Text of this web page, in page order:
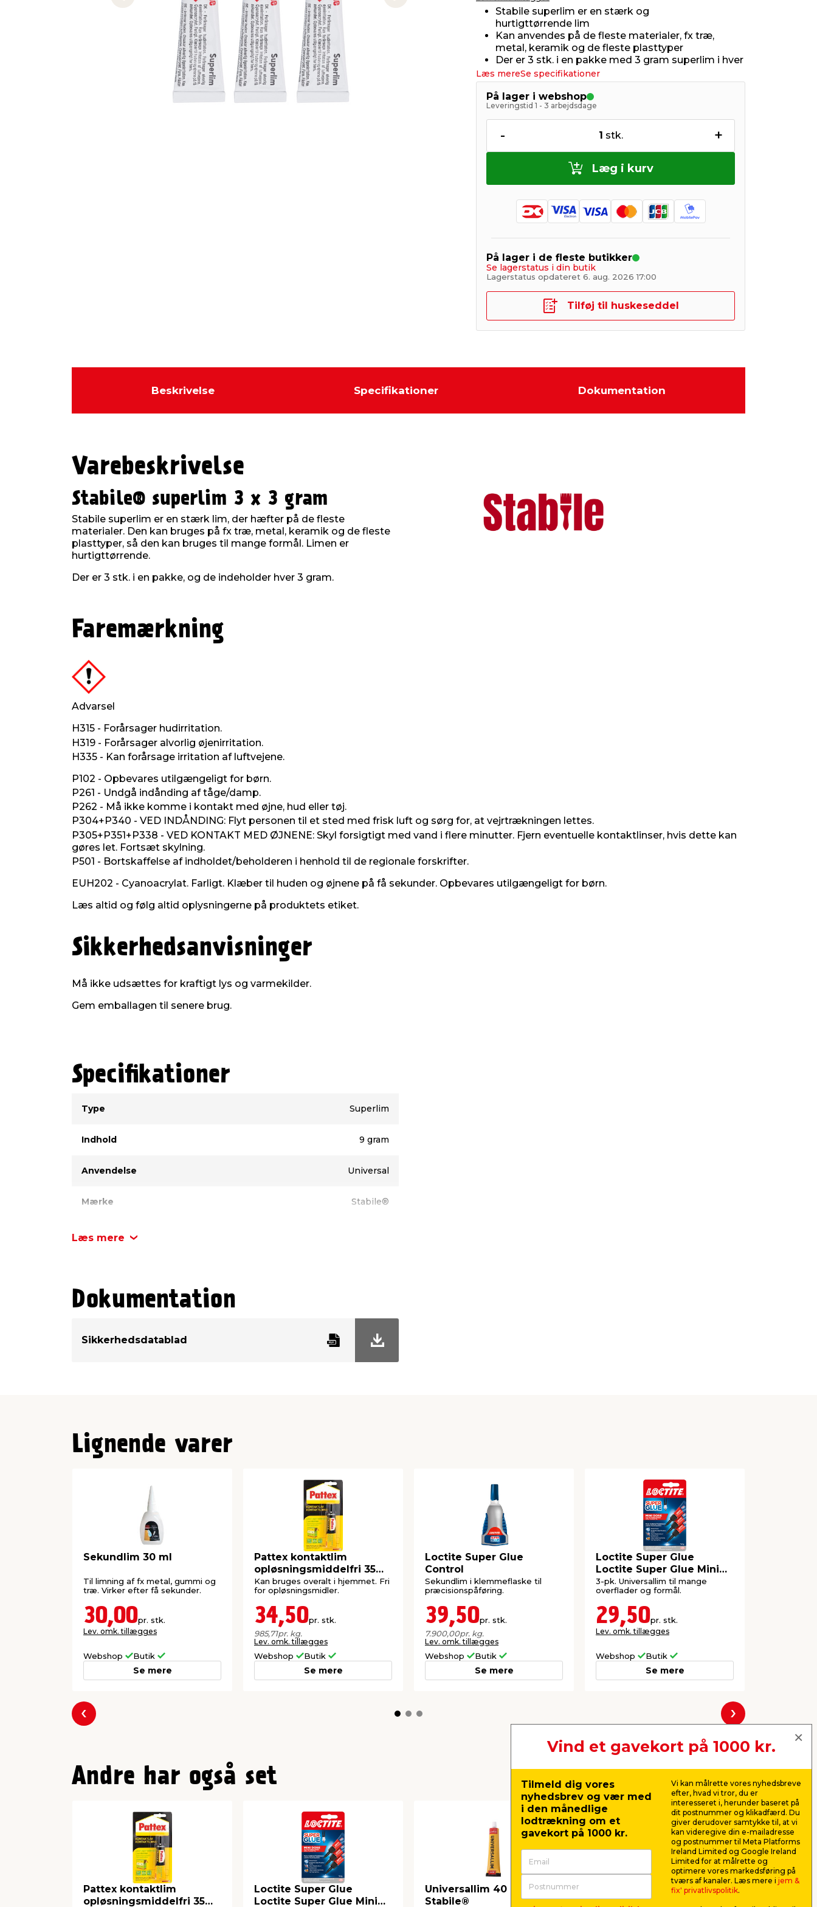
Previous slide Next slide
Stabile superlim er en stærk og
hurtigttørrende lim
Kan anvendes på de fleste materialer, fx træ,
metal, keramik og de fleste plasttyper
Der er 3 stk. i en pakke med 3 gram superlim i hver
Læs mereSe specifikationer
På lager i webshop
Leveringstid 1 - 3 arbejdsdage
- 1 stk. +
Læg i kurv
På lager i de fleste butikker
Se lagerstatus i din butik
Lagerstatus opdateret 6. aug. 2026 17:00
Tilføj til huskeseddel
Beskrivelse Specifikationer Dokumentation
Varebeskrivelse
Stabile® superlim 3 x 3 gram
Stabile superlim er en stærk lim, der hæfter på de fleste
materialer. Den kan bruges på fx træ, metal, keramik og de fleste
plasttyper, så den kan bruges til mange formål. Limen er
hurtigttørrende.
Der er 3 stk. i en pakke, og de indeholder hver 3 gram.
Faremærkning
Advarsel
H315 - Forårsager hudirritation.
H319 - Forårsager alvorlig øjenirritation.
H335 - Kan forårsage irritation af luftvejene.
P102 - Opbevares utilgængeligt for børn.
P261 - Undgå indånding af tåge/damp.
P262 - Må ikke komme i kontakt med øjne, hud eller tøj.
P304+P340 - VED INDÅNDING: Flyt personen til et sted med frisk luft og sørg for, at vejrtrækningen lettes.
P305+P351+P338 - VED KONTAKT MED ØJNENE: Skyl forsigtigt med vand i flere minutter. Fjern eventuelle kontaktlinser, hvis dette kan
gøres let. Fortsæt skylning.
P501 - Bortskaffelse af indholdet/beholderen i henhold til de regionale forskrifter.
EUH202 - Cyanoacrylat. Farligt. Klæber til huden og øjnene på få sekunder. Opbevares utilgængeligt for børn.
Læs altid og følg altid oplysningerne på produktets etiket.
Sikkerhedsanvisninger
Må ikke udsættes for kraftigt lys og varmekilder.
Gem emballagen til senere brug.
Specifikationer
Type
Superlim
Indhold 9 gram
Anvendelse Universal
Mærke Stabile®
Læs mere
Dokumentation
Sikkerhedsdatablad
Lignende varer
Sekundlim 30 ml
Til limning af fx metal, gummi og
træ. Virker efter få sekunder.
30,00pr. stk.
Lev. omk. tillægges
Webshop Butik
Se mere
Pattex kontaktlim
opløsningsmiddelfri 35
gram
Kan bruges overalt i hjemmet. Fri
for opløsningsmidler.
34,50pr. stk.
985,71pr. kg.
Lev. omk. tillægges
Webshop Butik
Se mere
Loctite Super Glue
Control
Sekundlim i klemmeflaske til
præcisionspåføring.
39,50pr. stk.
7.900,00pr. kg.
Lev. omk. tillægges
Webshop Butik
Se mere
Loctite Super Glue
Loctite Super Glue Mini
Trio
3-pk. Universallim til mange
overflader og formål.
29,50pr. stk.
Lev. omk. tillægges
Webshop Butik
Se mere
Forrige Næste
Andre har også set
Pattex kontaktlim
opløsningsmiddelfri 35
Loctite Super Glue
Loctite Super Glue Mini
Universallim 40 ml -
Stabile®
Dobbeltklæbende Nano
Gel tape 3 meter - LUXI®
Loctite
Vind et gavekort på 1000 kr.
Tilmeld dig vores
nyhedsbrev og vær med
i den månedlige
lodtrækning om et
gavekort på 1000 kr.
Vi kan målrette vores nyhedsbreve
efter, hvad vi tror, du er
interesseret i, herunder baseret på
dit postnummer og klikadfærd. Du
giver derudover samtykke til, at vi
kan videregive din e-mailadresse
og postnummer til Meta Platforms
Ireland Limited og Google Ireland
Limited for at målrette og
optimere vores markedsføring på
tværs af kanaler. Læs mere i jem &
fix' privatlivspolitik.